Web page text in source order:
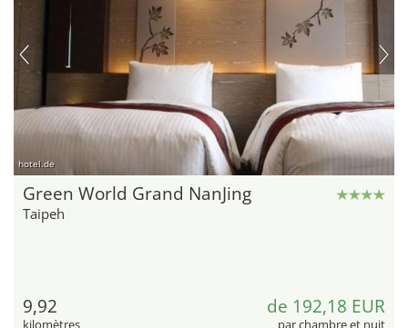
hotel.de
Green World Grand NanJing
Taipeh
9,92 de 192,18 EUR